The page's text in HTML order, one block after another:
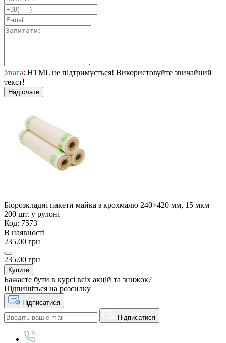
Увага: HTML не підтримується! Використовуйте звичайний
текст!
Надіслати
Біорозкладні пакети майка з крохмалю 240×420 мм, 15 мкм —
200 шт. у рулоні
Код: 7573
В наявності
235.00 грн
235.00 грн
Купити
Бажаєте бути в курсі всіх акцій та знижок?
Підпишіться на розсилку
Підписатися
Підписатися